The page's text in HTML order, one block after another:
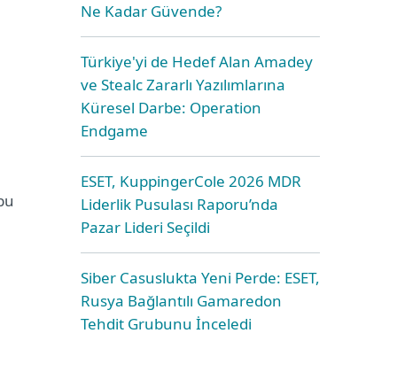
Ne Kadar Güvende?
Türkiye'yi de Hedef Alan Amadey
ve Stealc Zararlı Yazılımlarına
Küresel Darbe: Operation
Endgame
ESET, KuppingerCole 2026 MDR
Liderlik Pusulası Raporu’nda
Pazar Lideri Seçildi
Siber Casuslukta Yeni Perde: ESET,
Rusya Bağlantılı Gamaredon
Tehdit Grubunu İnceledi